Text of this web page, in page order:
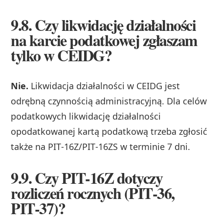
9.8. Czy likwidację działalności
na karcie podatkowej zgłaszam
tylko w CEIDG?
Nie. Likwidacja działalności w CEIDG jest
odrębną czynnością administracyjną. Dla celów
podatkowych likwidację działalności
opodatkowanej kartą podatkową trzeba zgłosić
także na PIT‑16Z/PIT‑16ZS w terminie 7 dni.
9.9. Czy PIT‑16Z dotyczy
rozliczeń rocznych (PIT‑36,
PIT‑37)?